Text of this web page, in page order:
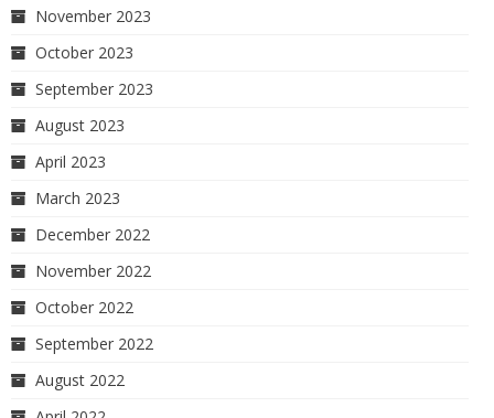
November 2023
October 2023
September 2023
August 2023
April 2023
March 2023
December 2022
November 2022
October 2022
September 2022
August 2022